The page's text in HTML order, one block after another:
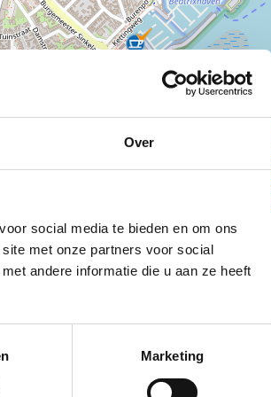
Over
social media te bieden en om ons
met onze partners voor social
andere informatie die u aan ze heeft
Marketing